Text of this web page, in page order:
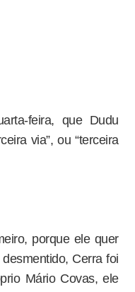
feira, que Dudu
via”, ou “terceira
porque ele quer
Cerra foi
Mário Covas, ele